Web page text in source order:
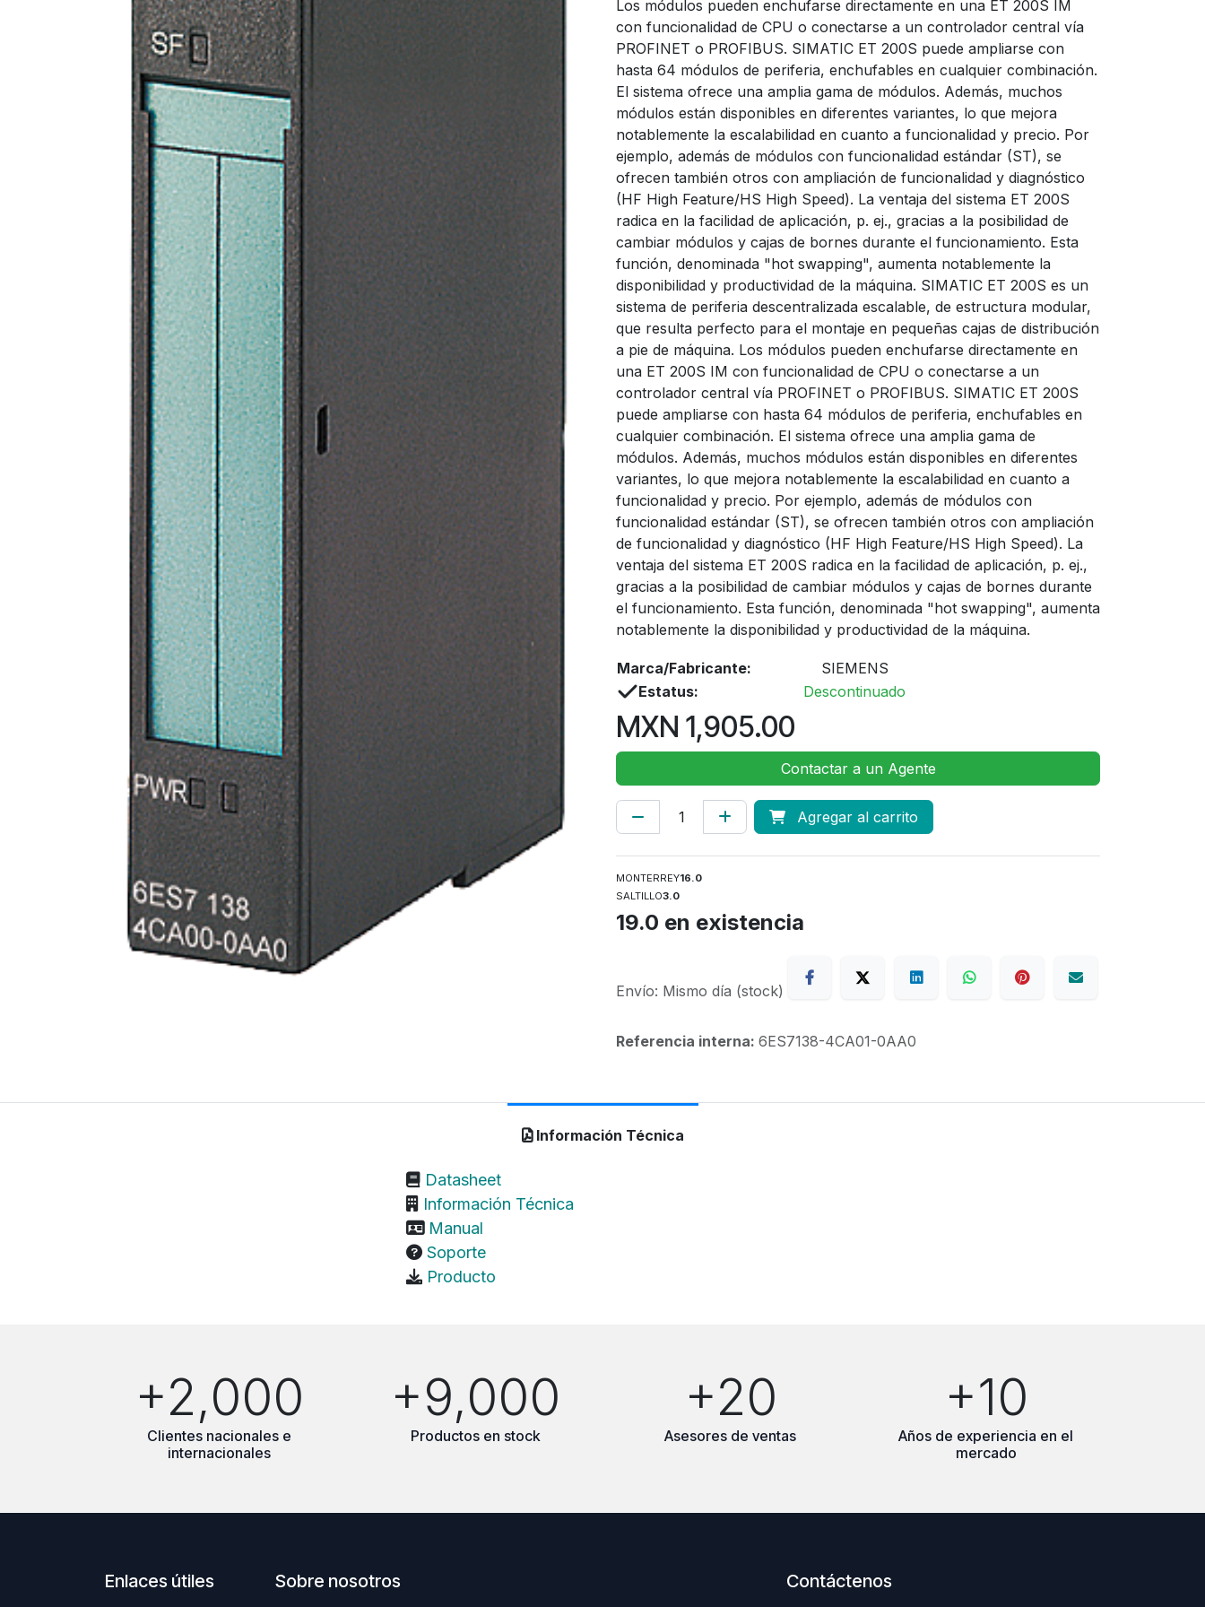
Los módulos pueden enchufarse directamente en una ET 200S IM
con funcionalidad de CPU o conectarse a un controlador central vía
PROFINET o PROFIBUS. SIMATIC ET 200S puede ampliarse con
hasta 64 módulos de periferia, enchufables en cualquier combinación.
El sistema ofrece una amplia gama de módulos. Además, muchos
módulos están disponibles en diferentes variantes, lo que mejora
notablemente la escalabilidad en cuanto a funcionalidad y precio. Por
ejemplo, además de módulos con funcionalidad estándar (ST), se
ofrecen también otros con ampliación de funcionalidad y diagnóstico
(HF High Feature/HS High Speed). La ventaja del sistema ET 200S
radica en la facilidad de aplicación, p. ej., gracias a la posibilidad de
cambiar módulos y cajas de bornes durante el funcionamiento. Esta
función, denominada "hot swapping", aumenta notablemente la
disponibilidad y productividad de la máquina. SIMATIC ET 200S es un
sistema de periferia descentralizada escalable, de estructura modular,
que resulta perfecto para el montaje en pequeñas cajas de distribución
a pie de máquina. Los módulos pueden enchufarse directamente en
una ET 200S IM con funcionalidad de CPU o conectarse a un
controlador central vía PROFINET o PROFIBUS. SIMATIC ET 200S
puede ampliarse con hasta 64 módulos de periferia, enchufables en
cualquier combinación. El sistema ofrece una amplia gama de
módulos. Además, muchos módulos están disponibles en diferentes
variantes, lo que mejora notablemente la escalabilidad en cuanto a
funcionalidad y precio. Por ejemplo, además de módulos con
funcionalidad estándar (ST), se ofrecen también otros con ampliación
de funcionalidad y diagnóstico (HF High Feature/HS High Speed). La
ventaja del sistema ET 200S radica en la facilidad de aplicación, p. ej.,
gracias a la posibilidad de cambiar módulos y cajas de bornes durante
el funcionamiento. Esta función, denominada "hot swapping", aumenta
notablemente la disponibilidad y productividad de la máquina.
Marca/Fabricante:
SIEMENS
Estatus:
Descontinuado
MXN 1,905.00
Contactar a un Agente
Agregar al carrito
MONTERREY16.0
SALTILLO3.0
19.0 en existencia
Envío: Mismo día (stock)
Referencia interna: 6ES7138-4CA01-0AA0
Información Técnica
Datasheet
Información Técnica
Manual
Soporte
Producto
+2,000
Clientes nacionales e
internacionales
+9,000
Productos en stock
+20
Asesores de ventas
+10
Años de experiencia en el
mercado
Enlaces útiles Sobre nosotros Contáctenos